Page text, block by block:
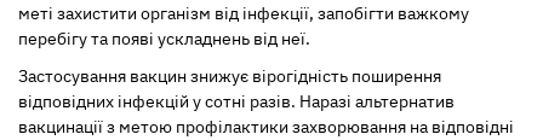
меті захистити організм від інфекції, запобігти важкому
перебігу та появі ускладнень від неї.
Застосування вакцин знижує вірогідність поширення
відповідних інфекцій у сотні разів. Наразі альтернатив
вакцинації з метою профілактики захворювання на відповідні